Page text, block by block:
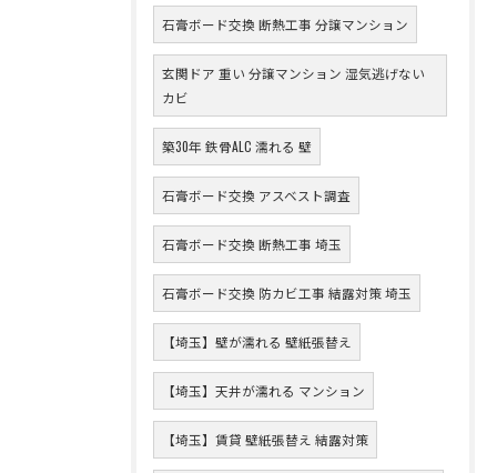
石膏ボード交換 断熱工事 分譲マンション
玄関ドア 重い 分譲マンション 湿気逃げない
カビ
築30年 鉄骨ALC 濡れる 壁
石膏ボード交換 アスベスト調査
石膏ボード交換 断熱工事 埼玉
石膏ボード交換 防カビ工事 結露対策 埼玉
【埼玉】壁が濡れる 壁紙張替え
【埼玉】天井が濡れる マンション
【埼玉】賃貸 壁紙張替え 結露対策